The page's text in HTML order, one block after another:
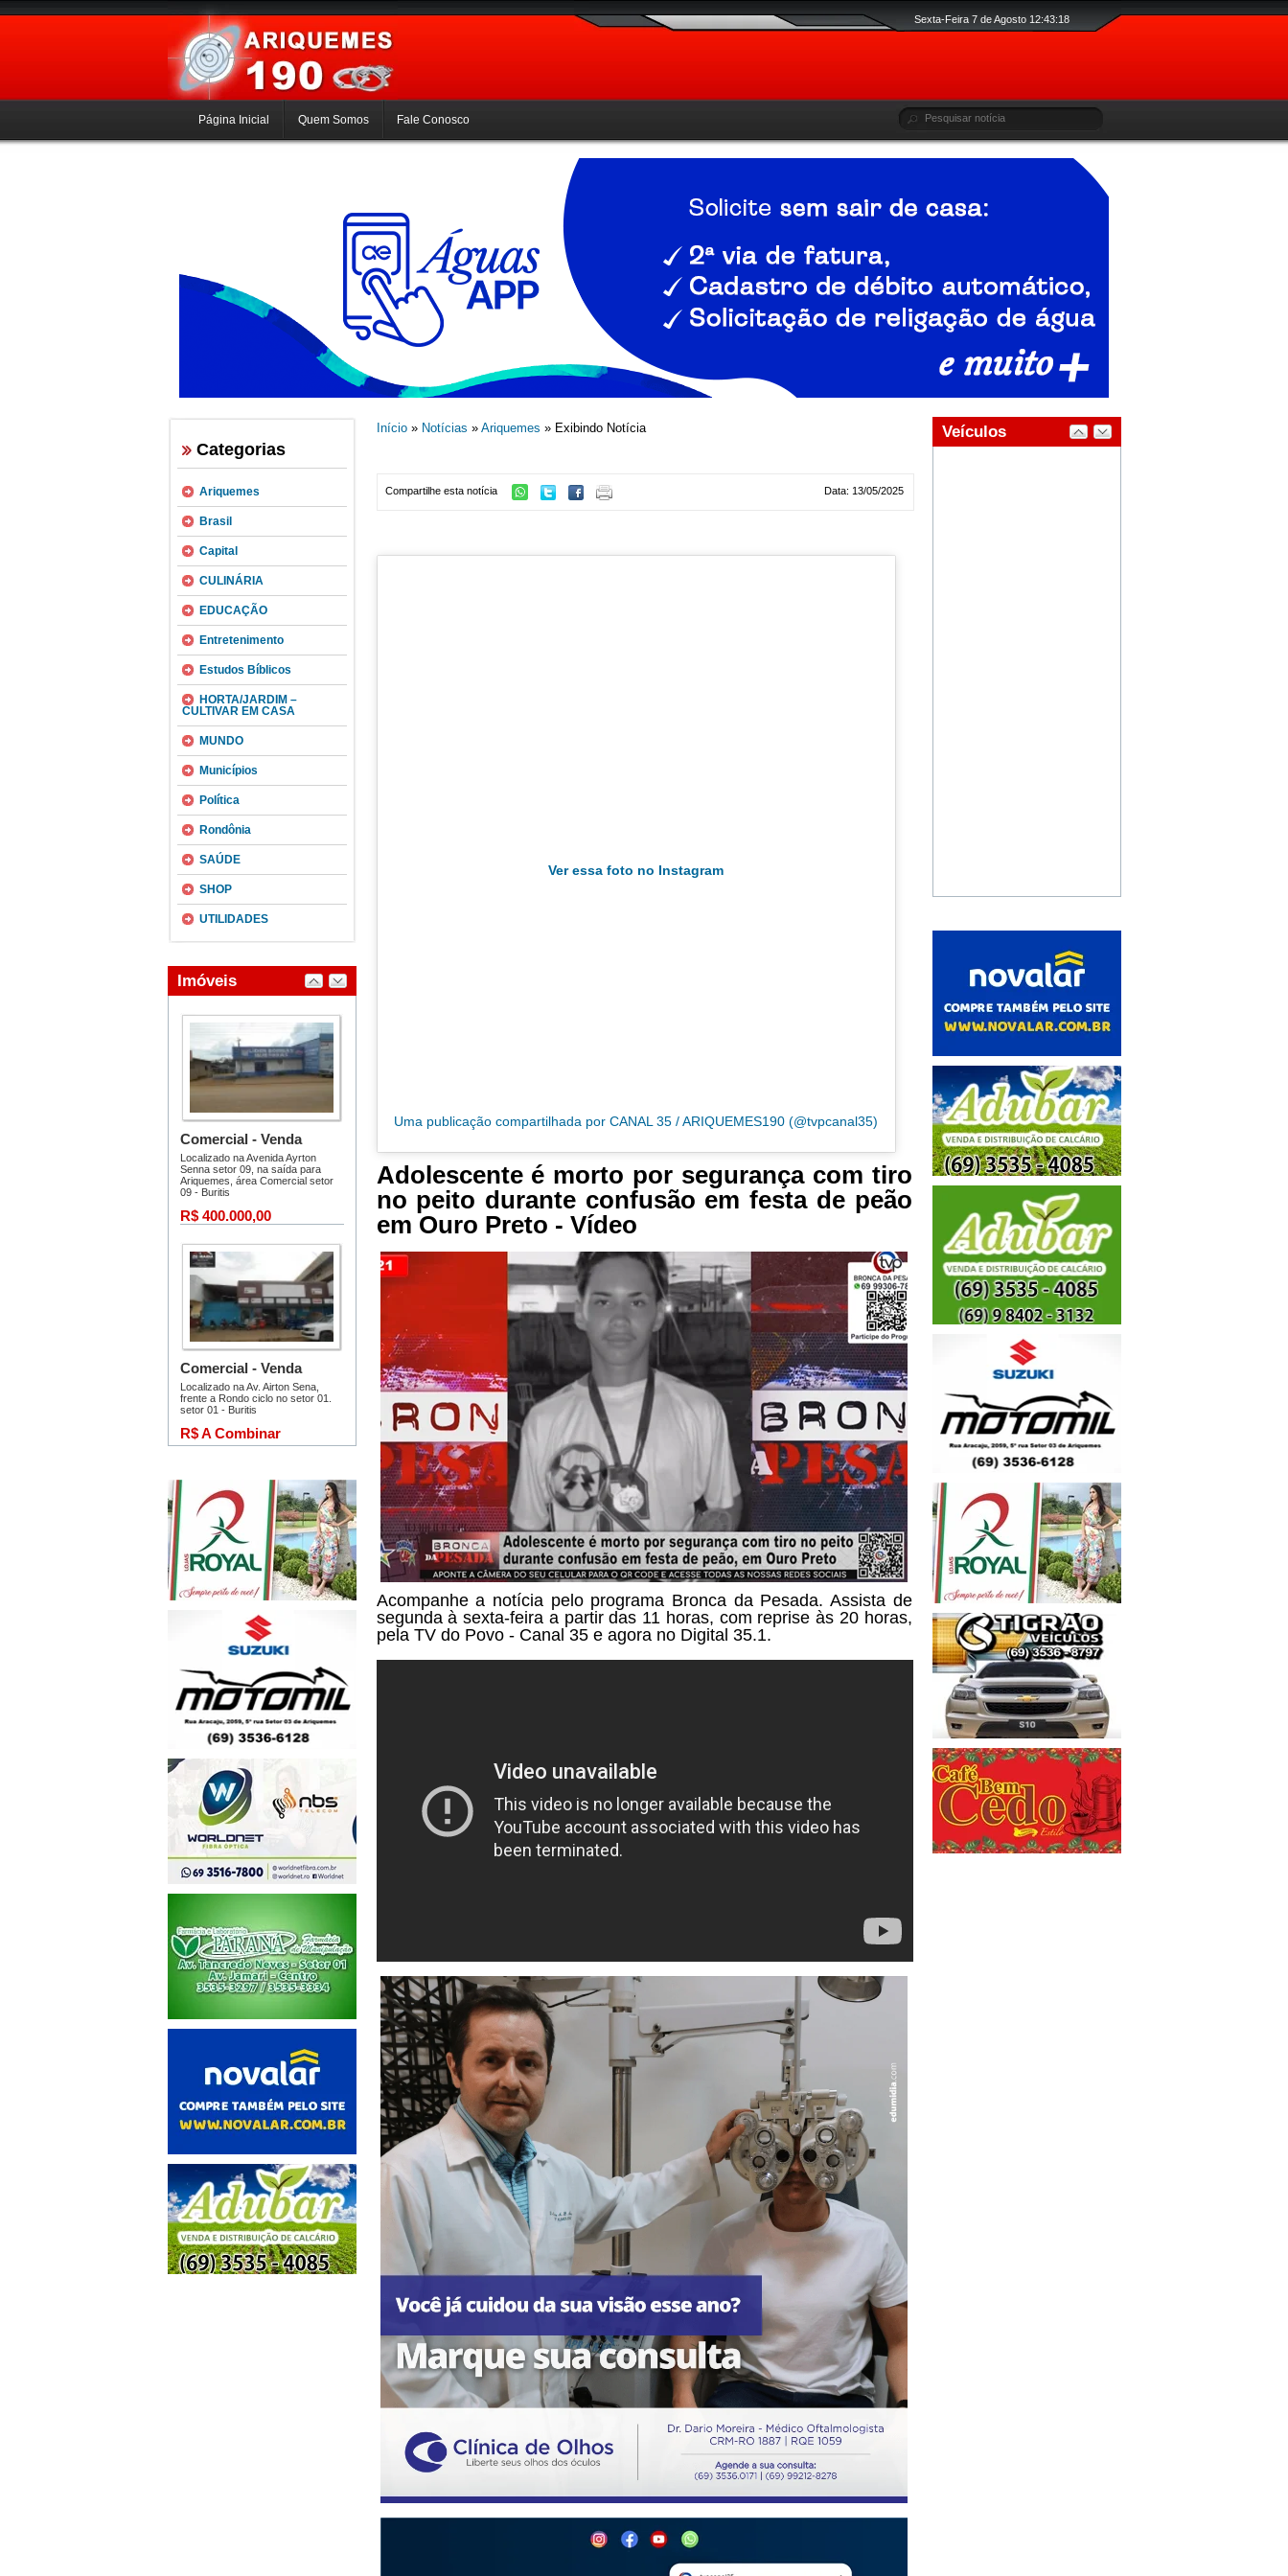
Sexta-Feira 7 de Agosto 12:43:19
Página Inicial Quem Somos Fale Conosco
Categorias
Ariquemes
Brasil
Capital
CULINÁRIA
EDUCAÇÃO
Entretenimento
Estudos Bíblicos
HORTA/JARDIM –
CULTIVAR EM CASA
MUNDO
Municípios
Política
Rondônia
SAÚDE
SHOP
UTILIDADES
Início» Notícias » Ariquemes » Exibindo Notícia
Data: 13/05/2025
Compartilhe esta notícia
Ver essa foto no Instagram
Uma publicação compartilhada por CANAL 35 / ARIQUEMES190 (@tvpcanal35)
Adolescente é morto por segurança com tiro
no peito durante confusão em festa de peão
em Ouro Preto - Vídeo
Acompanhe a notícia pelo programa Bronca da Pesada. Assista de
segunda à sexta-feira a partir das 11 horas, com reprise às 20 horas,
pela TV do Povo - Canal 35 e agora no Digital 35.1.